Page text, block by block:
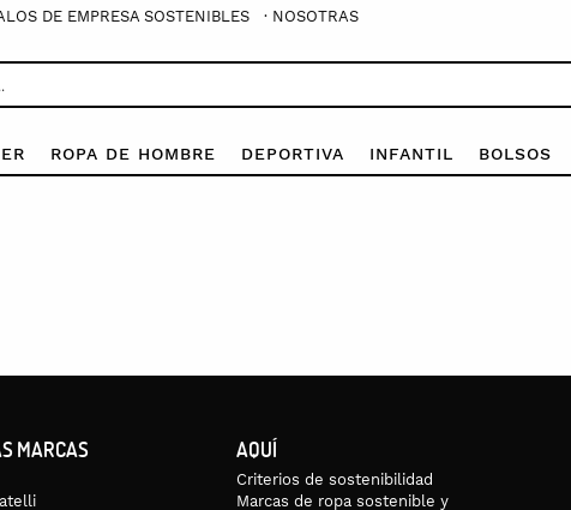
DE EMPRESA SOSTENIBLES · NOSOTRAS
ROPA DE HOMBRE DEPORTIVA INFANTIL BOLSOS
MARCAS AQUÍ
Criterios de sostenibilidad
Marcas de ropa sostenible y